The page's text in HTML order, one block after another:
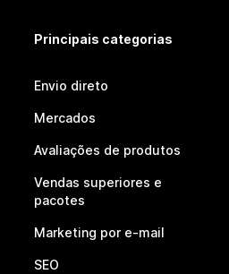
Principais categorias
Envio direto
Mercados
Avaliações de produtos
Vendas superiores e
pacotes
Marketing por e-mail
SEO